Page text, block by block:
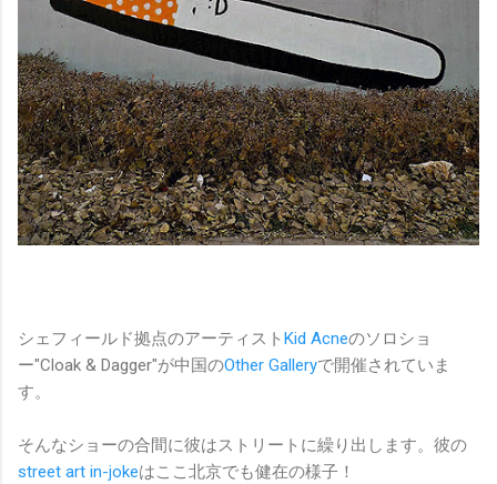
シェフィールド拠点のアーティスト Kid Acneのソロショ
ー"Cloak & Dagger"が中国のOther Galleryで開催されていま
す。
そんなショーの合間に彼はストリートに繰り出します。彼の
street art in-jokeはここ北京でも健在の様子！